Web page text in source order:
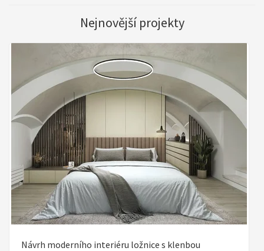
Nejnovější projekty
Návrh moderního interiéru ložnice s klenbou